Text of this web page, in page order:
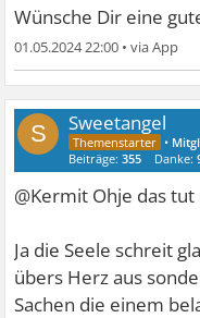
Wünsche Dir eine
01.05.2024 22:00 •
S Sweetangel
•
Beiträge:355 Danke:
@Kermit Ohje das
Ja die Seele schreit
übers Herz aus
Sachen die einem